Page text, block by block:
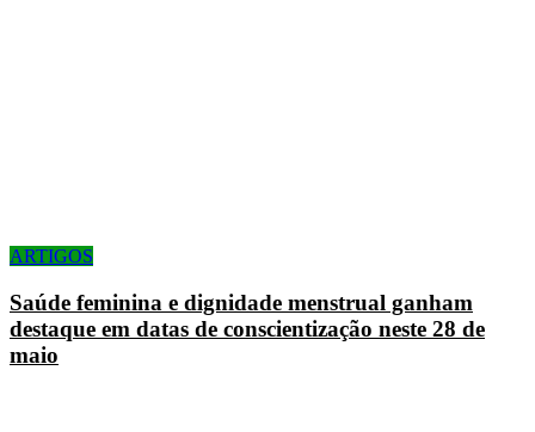
ARTIGOS
Saúde feminina e dignidade menstrual ganham
destaque em datas de conscientização neste 28 de
maio